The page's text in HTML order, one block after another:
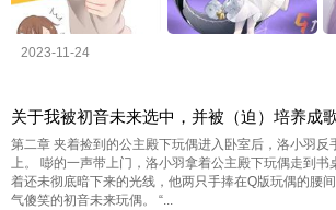
2023-11-24
关于我被初音未来选中，并被（迫）培养成歌
第二章 夹着捡到的公主殿下玩偶进入卧室后，洛小羽反
上。 嘭的一声带上门，洛小羽拿着公主殿下玩偶走到
着还未彻底暗下来的光线，他两只手捧在Q版玩偶的腰
气傻笑的初音未来玩偶。 “...